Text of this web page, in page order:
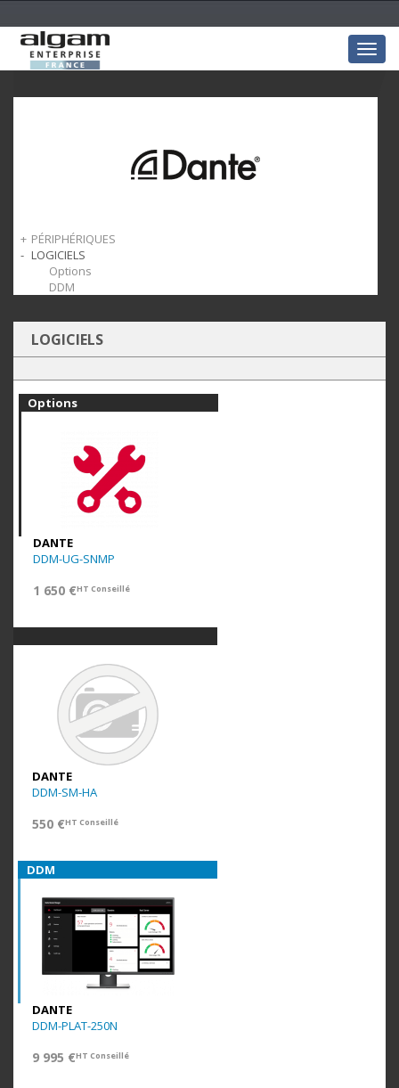
PÉRIPHÉRIQUES
Cartes_Optionnelles
Adaptateurs
LOGICIELS
Options
DDM
LOGICIELS
Options
DANTE
DDM-UG-SNMP
1 650 €HT Conseillé
DANTE
DDM-SM-HA
550 €HT Conseillé
DDM
DANTE
DDM-PLAT-250N
9 995 €HT Conseillé